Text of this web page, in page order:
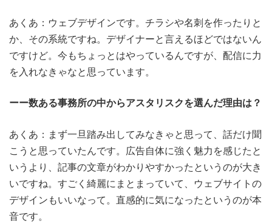
あくあ：ウェブデザインです。チラシや名刺を作ったりと
か、その系統ですね。デザイナーと言えるほどではないん
ですけど。今もちょっとはやっているんですが、配信に力
を入れなきゃなと思っています。
ーー数ある事務所の中からアスタリスクを選んだ理由は？
あくあ：まず一旦踏み出してみなきゃと思って、話だけ聞
こうと思っていたんです。広告自体に強く魅力を感じたと
いうより、記事の文章がわかりやすかったというのが大き
いですね。すごく綺麗にまとまっていて、ウェブサイトの
デザインもいいなって。直感的に気になったというのが本
音です。